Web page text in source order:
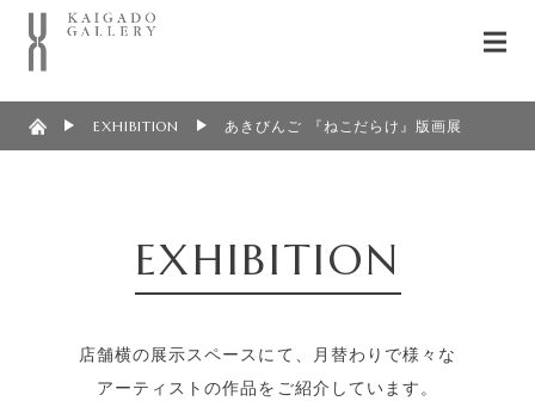
EXHIBITION あきびんご 『ねこだらけ』版画展
EXHIBITION
店舗横の展示スペースにて、月替わりで様々な
アーティストの作品をご紹介しています。